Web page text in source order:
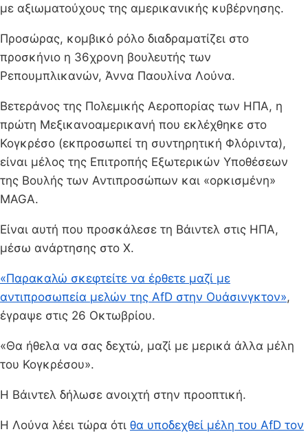
με αξιωματούχους της αμερικανικής κυβέρνησης.
Προσώρας, κομβικό ρόλο διαδραματίζει στο
προσκήνιο η 36χρονη βουλευτής των
Ρεπουμπλικανών, Άννα Παουλίνα Λούνα.
Βετεράνος της Πολεμικής Αεροπορίας των ΗΠΑ, η
πρώτη Μεξικανοαμερικανή που εκλέχθηκε στο
Κογκρέσο (εκπροσωπεί τη συντηρητική Φλόριντα),
είναι μέλος της Επιτροπής Εξωτερικών Υποθέσεων
της Βουλής των Αντιπροσώπων και «ορκισμένη»
MAGA.
Είναι αυτή που προσκάλεσε τη Βάιντελ στις ΗΠΑ,
μέσω ανάρτησης στο Χ.
«Παρακαλώ σκεφτείτε να έρθετε μαζί με
αντιπροσωπεία μελών της AfD στην Ουάσινγκτον»,
έγραψε στις 26 Οκτωβρίου.
«Θα ήθελα να σας δεχτώ, μαζί με μερικά άλλα μέλη
του Κογκρέσου».
Η Βάιντελ δήλωσε ανοιχτή στην προοπτική.
Η Λούνα λέει τώρα ότι θα υποδεχθεί μέλη του AfD τον